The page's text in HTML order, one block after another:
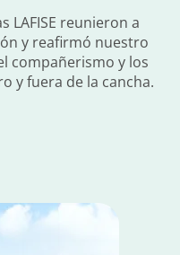
LAFISE reunieron a
y reafirmó nuestro
compañerismo y los
y fuera de la cancha.